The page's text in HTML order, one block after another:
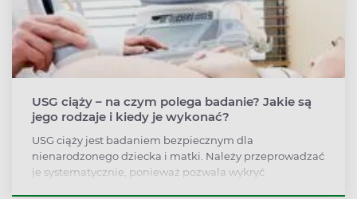
USG ciąży – na czym polega badanie? Jakie są
jego rodzaje i kiedy je wykonać?
USG ciąży jest badaniem bezpiecznym dla
nienarodzonego dziecka i matki. Należy przeprowadzać
je systematycznie, ponieważ pozwala wykryć